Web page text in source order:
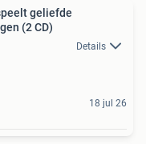
geliefde
(2 CD)
Details
18 jul 26